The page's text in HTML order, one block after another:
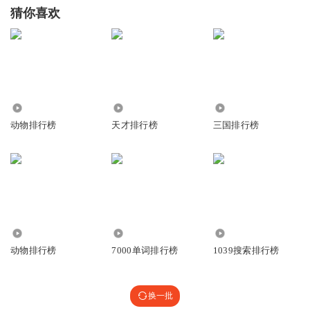
猜你喜欢
动物排行榜 天才排行榜 三国排行榜
动物排行榜 7000单词排行榜 1039搜索排行榜
换一批